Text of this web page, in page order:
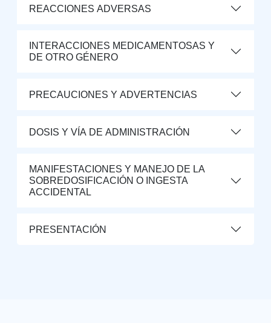
REACCIONES ADVERSAS
INTERACCIONES MEDICAMENTOSAS Y
DE OTRO GÉNERO
PRECAUCIONES Y ADVERTENCIAS
DOSIS Y VÍA DE ADMINISTRACIÓN
MANIFESTACIONES Y MANEJO DE LA
SOBREDOSIFICACIÓN O INGESTA
ACCIDENTAL
PRESENTACIÓN